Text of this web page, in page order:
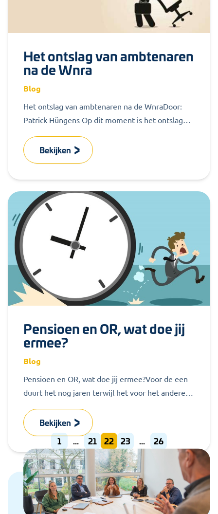
Het ontslag van ambtenaren
na de Wnra
Blog
Het ontslag van ambtenaren na de WnraDoor:
Patrick Hüngens Op dit moment is het ontslag
Bekijken
Pensioen en OR, wat doe jij
ermee?
Blog
Pensioen en OR, wat doe jij ermee?Voor de een
duurt het nog jaren terwijl het voor het andere
Bekijken
1
... 21 22 23 ... 26